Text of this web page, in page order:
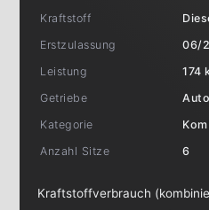
Kraftstoff
Erstzulassung
06/
Leistung
174
Getriebe
Kategorie
Anzahl Sitze
6
Kraftstoffverbrauch